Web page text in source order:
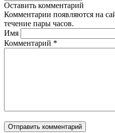
Оставить комментарий
Комментарии появляются на
течение пары часов.
Имя
Комментарий *